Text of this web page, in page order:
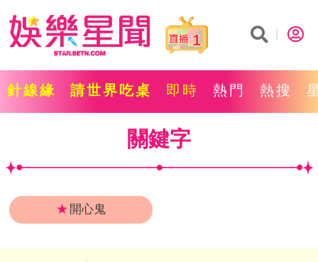
1
針線緣 請世界吃桌 即時 熱門 熱搜
關鍵字
★ 開心鬼